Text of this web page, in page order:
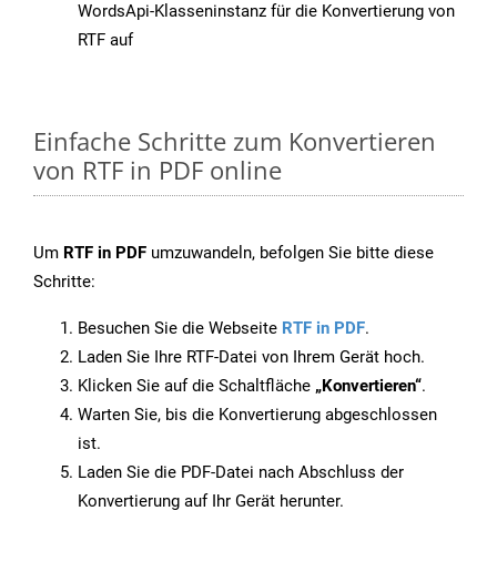
WordsApi-Klasseninstanz für die Konvertierung von
RTF auf
Einfache Schritte zum Konvertieren
von RTF in PDF online
Um RTF in PDF umzuwandeln, befolgen Sie bitte diese
Schritte:
Besuchen Sie die Webseite RTF in PDF.
Laden Sie Ihre RTF-Datei von Ihrem Gerät hoch.
Klicken Sie auf die Schaltfläche „Konvertieren“.
Warten Sie, bis die Konvertierung abgeschlossen
ist.
Laden Sie die PDF-Datei nach Abschluss der
Konvertierung auf Ihr Gerät herunter.